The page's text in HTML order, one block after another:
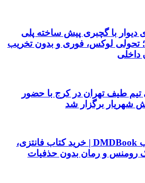
دیوار با گچبری پیش ساخته پلی
تحولی لوکس، فوری و بدون تخریب
داخلی
تیم طیف تهران در کرج با حضور
شهریار برگزار شد
فروشگاه کتاب DMDBook | خرید کتاب فانتزی،
رومنس و رمان بدون حذفیات